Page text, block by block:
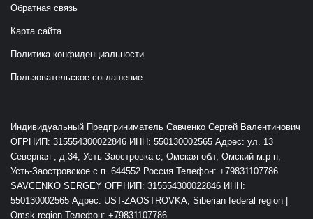
Обратная связь
Карта сайта
Политика конфиденциальности
Пользовательское соглашение
Индивидуальный Предприниматель Савченко Сергей Валентинович
ОГРНИП: 315554300022846 ИНН: 550130002565 Адрес: ул. 13
Северная , д.34, Усть-Заостровка с, Омская обл, Омский м.р-н,
Усть-Заостровское с.п. 644552 Россия Телефон: +79831107786
SAVCENKO SERGEY ОГРНИП: 315554300022846 ИНН:
550130002565 Адрес: UST-ZAOSTROVKA, Siberian federal region |
Omsk region Телефон: +79831107786